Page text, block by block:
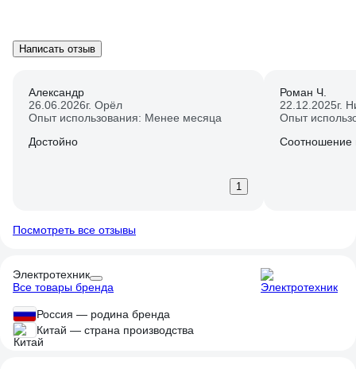
Написать отзыв
Александр
26.06.2026г. Орёл
Опыт использования: Менее месяца
Достойно
1
Роман Ч.
22.12.2025г.
Опыт
Соотношение
Посмотреть все отзывы
Электротехник
Все товары бренда
Россия — родина бренда
Китай — страна производства